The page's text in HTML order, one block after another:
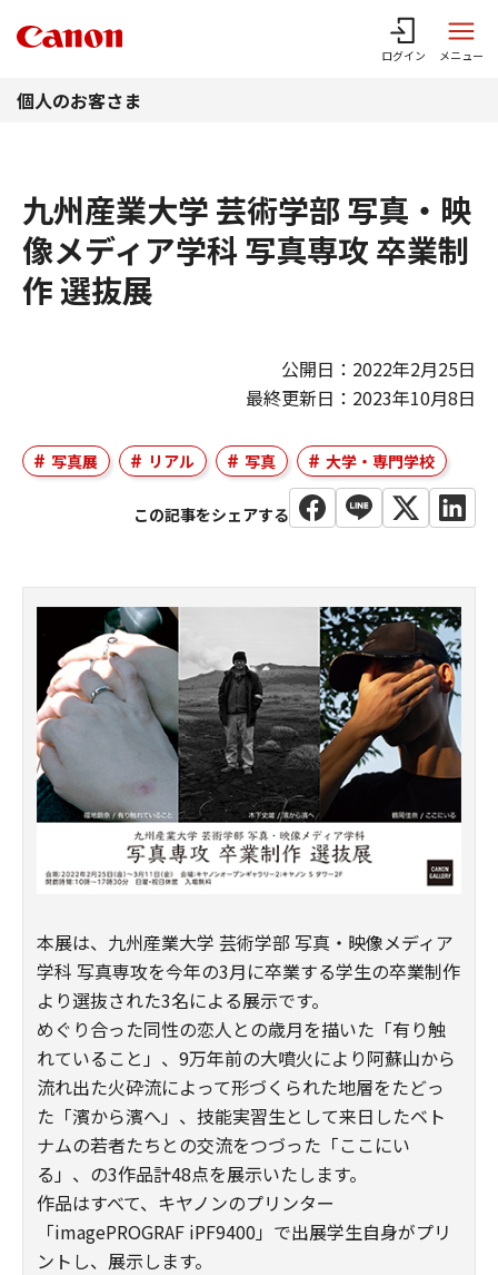
ログイン メニュー
個人のお客さま
九州産業大学 芸術学部 写真・映
像メディア学科 写真専攻 卒業制
作 選抜展
公開日：2022年2月25日
最終更新日：2023年10月8日
写真展 リアル 写真 大学・専門学校
本展は、九州産業大学 芸術学部 写真・映像メディア
学科 写真専攻を今年の3月に卒業する学生の卒業制作
より選抜された3名による展示です。
めぐり合った同性の恋人との歳月を描いた「有り触
れていること」、9万年前の大噴火により阿蘇山から
流れ出た火砕流によって形づくられた地層をたどっ
た「濱から濱へ」、技能実習生として来日したベト
ナムの若者たちとの交流をつづった「ここにい
る」、の3作品計48点を展示いたします。
作品はすべて、キヤノンのプリンター
「imagePROGRAF iPF9400」で出展学生自身がプリ
ントし、展示します。